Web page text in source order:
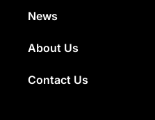
News
About Us
Contact Us